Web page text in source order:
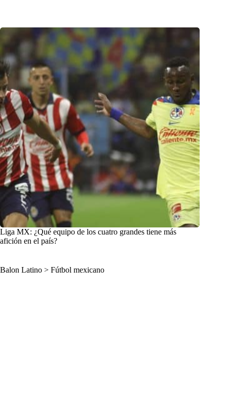
Liga MX: ¿Qué equipo de los cuatro grandes tiene más
afición en el país?
Balon Latino > Fútbol mexicano